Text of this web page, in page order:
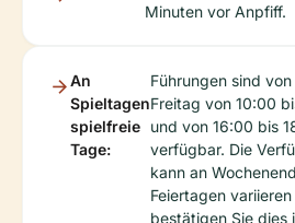
Minuten vor Anpfiff.
An
Spieltagen
spielfreie
Tage:
Führungen sind
Freitag von 10:00
und von 16:00 bis
verfügbar. Die
kann an
Feiertagen variieren
bestätigen Sie dies